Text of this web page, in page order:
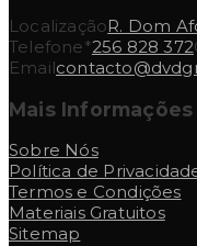
LocalizaçãoR. Dom
Telefone*256 828 372
Email
Mais Informações
Sobre Nós
Política de
Termos e Condições
Materiais Gratuitos
Sitemap